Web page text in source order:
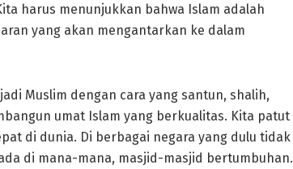
harus menunjukkan bahwa Islam adalah
yang akan mengantarkan ke dalam
Muslim dengan cara yang santun, shalih,
umat Islam yang berkualitas. Kita patut
di dunia. Di berbagai negara yang dulu tidak
di mana-mana, masjid-masjid bertumbuhan.